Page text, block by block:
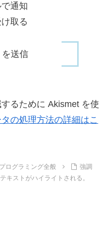
通知
取る
るために Akismet を使
の処理方法の詳細はこ
プログラミング全般
強調
キストがハイライトされる。